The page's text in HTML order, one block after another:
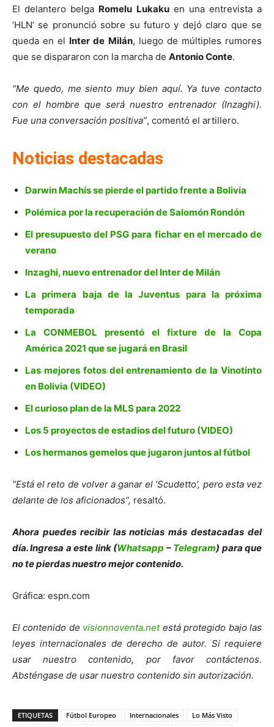
El delantero belga Romelu Lukakuen una entrevista a
‘HLN’ se pronunció sobre su futuro y dejó claro que se
queda en el Inter de Milán, luego de múltiples rumores
que se dispararon con la marcha de Antonio Conte.
“Me quedo, me siento muy bien aquí. Ya tuve contacto
con el hombre que será nuestro entrenador (Inzaghi).
Fue una conversación positiva”, comentó el artillero.
Noticias destacadas
Darwin Machís se pierde el partido frente a Bolivia
Polémica por la recuperación de Salomón Rondón
El presupuesto del PSG para fichar en el mercado de
verano
Inzaghi, nuevo entrenador del Inter de Milán
La primera baja de la Juventus para la próxima
temporada
La CONMEBOL presentó el fixture de la Copa
América 2021 que se jugará en Brasil
Las mejores fotos del entrenamiento de la Vinotinto
en Bolivia (VIDEO)
El curioso plan de la MLS para 2022
Los 5 proyectos de estadios del futuro (VIDEO)
Los hermanos gemelos que jugaron juntos al fútbol
“Está el reto de volver a ganar el ‘Scudetto’, pero esta vez
delante de los aficionados”, resaltó.
Ahora puedes recibir las noticias más destacadas del
día. Ingresa a este link (Whatsapp – Telegram) para que
no te pierdas nuestro mejor contenido.
Gráfica: espn.com
El contenido de visionnoventa.netestá protegido bajo las
leyes internacionales de derecho de autor. Si requiere
usar nuestro contenido, por favor contáctenos.
Absténgase de usar nuestro contenido sin autorización.
ETIQUETAS Fútbol Europeo Internacionales
Lo Más Visto